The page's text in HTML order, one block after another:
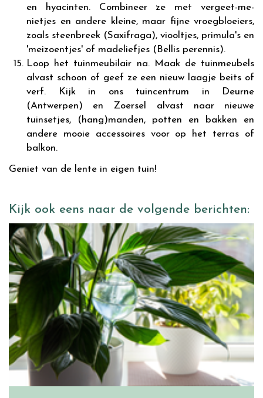
en hyacinten. Combineer ze met vergeet-me-
nietjes en andere kleine, maar fijne vroegbloeiers,
zoals steenbreek (Saxifraga), viooltjes, primula's en
'meizoentjes' of madeliefjes (Bellis perennis).
Loop het tuinmeubilair na. Maak de tuinmeubels
alvast schoon of geef ze een nieuw laagje beits of
verf. Kijk in ons tuincentrum in Deurne
(Antwerpen) en Zoersel alvast naar nieuwe
tuinsetjes, (hang)manden, potten en bakken en
andere mooie accessoires voor op het terras of
balkon.
Geniet van de lente in eigen tuin!
Kijk ook eens naar de volgende berichten: